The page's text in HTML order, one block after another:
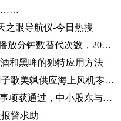
……
之眼导航仪-今日热搜
焦点观察：陈睿：B站视频将用播放分钟数替代次数，2022 年 UP 主总收入同比增加 28%
和黑啤的独特应用方法
振江股份澄清：公司主要为西门子歌美飒供应海上风机零部件-环球精选
信德新材收购成都昱泰80%股权事项获通过，中小股东与大股东存分歧
警求助